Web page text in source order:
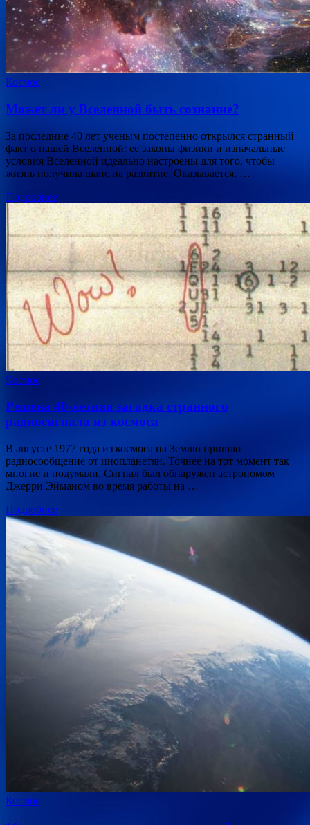
Космос
Может ли у Вселенной быть сознание?
За последние 40 лет ученым постепенно открылся странный
факт о нашей Вселенной: ее законы физики и изначальные
условия Вселенной идеально настроены для того, чтобы
жизнь получила шанс на развитие. Оказывается, …
Подробнее
Космос
Решена 40-летняя загадка странного
радиосигнала из космоса
В августе 1977 года из космоса на Землю пришло
радиосообщение от инопланетян. Точнее на тот момент так
многие и подумали. Сигнал был обнаружен астрономом
Джерри Эйманом во время работы на …
Подробнее
Космос